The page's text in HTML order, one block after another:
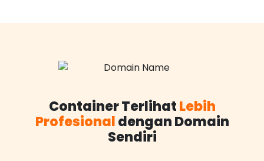
Container TerlihatLebih
Profesionaldengan Domain
Sendiri